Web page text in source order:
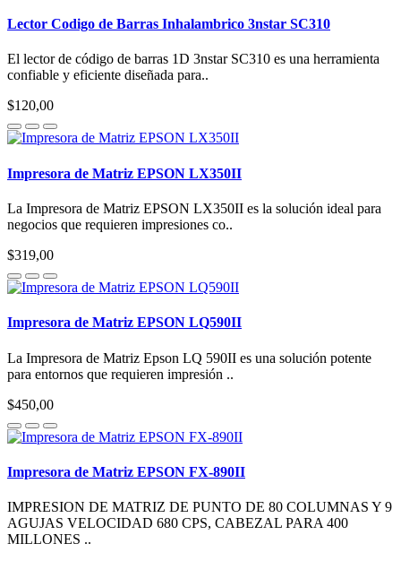
Lector Codigo de Barras Inhalambrico 3nstar SC310
El lector de código de barras 1D 3nstar SC310 es una herramienta
confiable y eficiente diseñada para..
$120,00
Impresora de Matriz EPSON LX350II
La Impresora de Matriz EPSON LX350II es la solución ideal para
negocios que requieren impresiones co..
$319,00
Impresora de Matriz EPSON LQ590II
La Impresora de Matriz Epson LQ 590II es una solución potente
para entornos que requieren impresión ..
$450,00
Impresora de Matriz EPSON FX-890II
IMPRESION DE MATRIZ DE PUNTO DE 80 COLUMNAS Y 9
AGUJAS VELOCIDAD 680 CPS, CABEZAL PARA 400
MILLONES ..